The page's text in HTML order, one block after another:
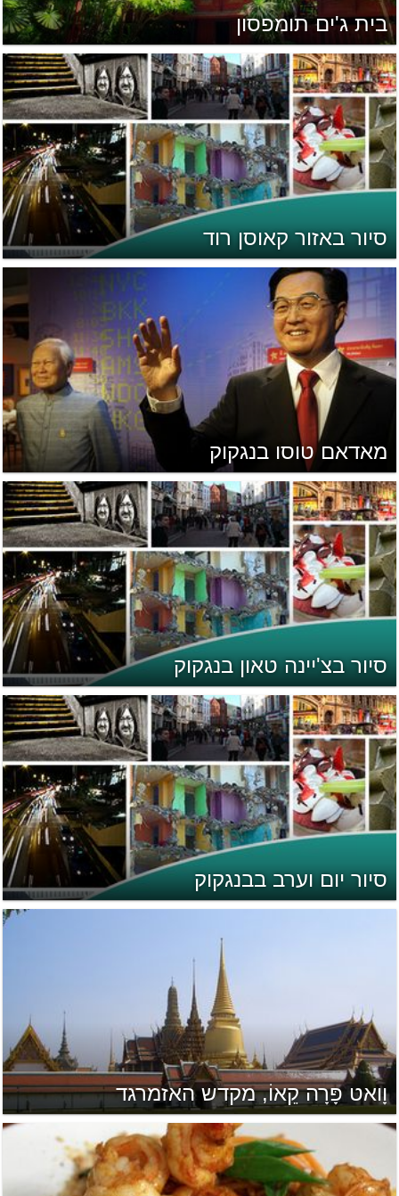
בית ג'ים תומפסון
סיור באזור קאוסן רוד
מאדאם טוסו בנגקוק
סיור בצ'יינה טאון בנגקוק
סיור יום וערב בבנגקוק
וָואט פָּרָה קֵאוֹ, מקדש האזמרגד